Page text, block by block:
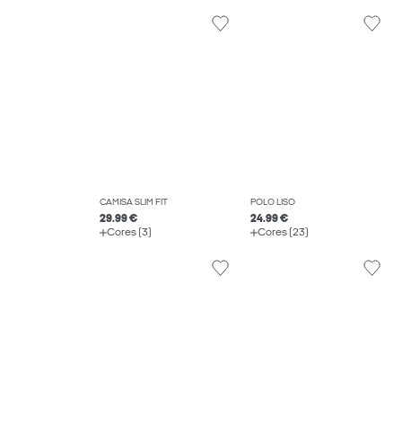
CAMISA SLIM FIT
29.99 €
Cores (3)
POLO LISO
24.99 €
Cores (23)